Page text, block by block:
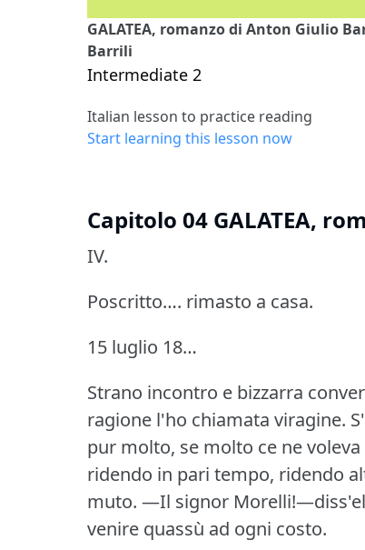
GALATEA, romanzo di Anton Giulio
Barrili
Intermediate 2
Italian lesson to practice reading
Start learning this lesson now
Capitolo 04 GALATEA,
IV.
Poscritto…. rimasto a casa.
15 luglio 18…
Strano incontro e bizzarra
ragione l'ho chiamata viragine.
pur molto, se molto ce ne
ridendo in pari tempo, ridendo
muto. —Il signor
venire quassù ad ogni costo.